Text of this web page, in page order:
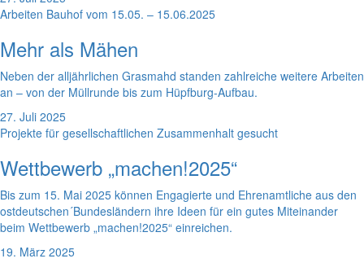
Arbeiten Bauhof vom 15.05. – 15.06.2025
Mehr als Mähen
Neben der alljährlichen Grasmahd standen zahlreiche weitere Arbeiten
an – von der Müllrunde bis zum Hüpfburg-Aufbau.
27. Juli 2025
Projekte für gesellschaftlichen Zusammenhalt gesucht
Wettbewerb „machen!2025“
Bis zum 15. Mai 2025 können Engagierte und Ehrenamtliche aus den
ostdeutschen´Bundesländern ihre Ideen für ein gutes Miteinander
beim Wettbewerb „machen!2025“ einreichen.
19. März 2025